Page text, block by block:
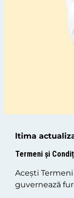
ltima
Termeni și
Acești
guvernează